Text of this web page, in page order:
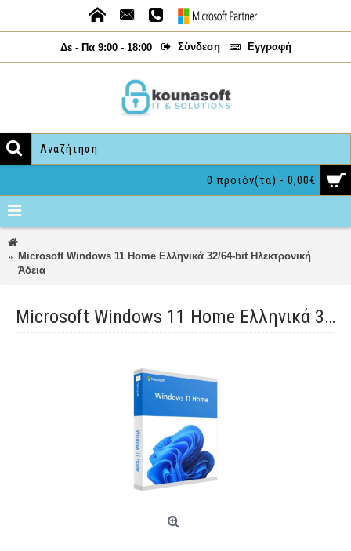
Δε - Πα 9:00 - 18:00 Σύνδεση Εγγραφή
0 προϊόν(τα) - 0,00€
Microsoft Windows 11 Home Ελληνικά 32/64-bit Ηλεκτρονική
Άδεια
Microsoft Windows 11 Home Ελληνικά 32/64-bit Ηλεκτρονική Άδεια